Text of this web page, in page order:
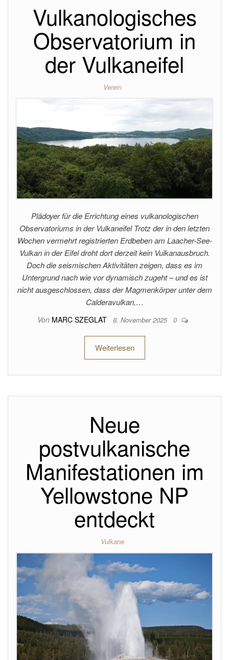
Vulkanologisches
Observatorium in
der Vulkaneifel
Verein
Plädoyer für die Errichtung eines vulkanologischen
Observatoriums in der Vulkaneifel Trotz der in den letzten
Wochen vermehrt registrierten Erdbeben am Laacher-See-
Vulkan in der Eifel droht dort derzeit kein Vulkanausbruch.
Doch die seismischen Aktivitäten zeigen, dass es im
Untergrund nach wie vor dynamisch zugeht – und es ist
nicht ausgeschlossen, dass der Magmenkörper unter dem
Calderavulkan,…
Von MARC SZEGLAT 8. November 2025 0
Weiterlesen
Neue
postvulkanische
Manifestationen im
Yellowstone NP
entdeckt
Vulkane